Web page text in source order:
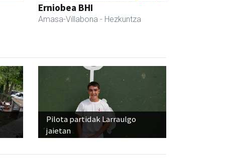
Erniobea BHI
Amasa-Villabona - Hezkuntza
Pilota partidak Larraulgo
jaietan